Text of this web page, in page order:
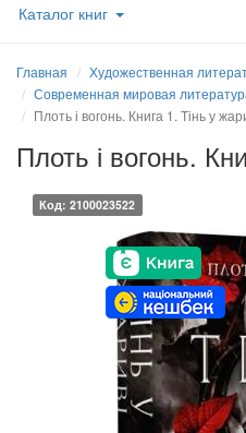
Каталог книг
Главная
Художественная
Современная мировая
Плоть і вогонь. Книга 1. Тінь у
Плоть і вогонь.
Код: 2100023522